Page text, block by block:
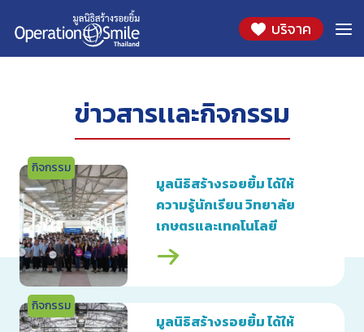
content
บริจาค
2565
ข่าวสารเเละกิจกรรม
กิจกรรม
มูลนิธิสร้างรอยยิ้ม ได้ให้
ความรู้นักเรียน วิทยาลัย
เกษตรและเทคโนโลยี
ศรีสะเกษ จังหวัดศรีสะเกษ
กิจกรรม
มูลนิธิสร้างรอยยิ้ม ได้ให้